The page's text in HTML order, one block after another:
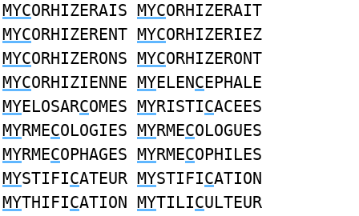
MYCORHIZERAIS MYCORHIZERAIT
MYCORHIZERENT MYCORHIZERIEZ
MYCORHIZERONS MYCORHIZERONT
MYCORHIZIENNE MYELENCEPHALE
MYELOSARCOMES MYRISTICACEES
MYRMECOLOGIES MYRMECOLOGUES
MYRMECOPHAGES MYRMECOPHILES
MYSTIFICATEUR MYSTIFICATION
MYTHIFICATION MYTILICULTEUR